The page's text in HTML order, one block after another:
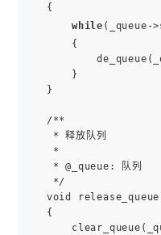
{
while (_queue-
{
}
}
/**
* 释放队列
*
* @_queue: 队列
*/
void
{